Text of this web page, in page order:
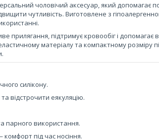
чоловічий аксесуар, який допомагає
чутливість. Виготовлене з
прилягання, підтримує кровообіг і допомагає
матеріалу та компактному розміру
силікону.
відстрочити еякуляцію.
парного використання.
під час носіння.